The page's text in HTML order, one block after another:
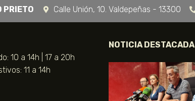
PRIETO Calle Unión, 10. Valdepeñas - 13300
10 a 14h | 17 a 20h
11 a 14h
NOTICIA DESTACADA